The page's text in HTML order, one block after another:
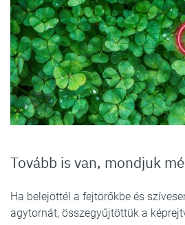
Tovább is van, mondjuk
Ha belejöttél a fejtörőkbe és
agytornát, összegyűjtöttük a